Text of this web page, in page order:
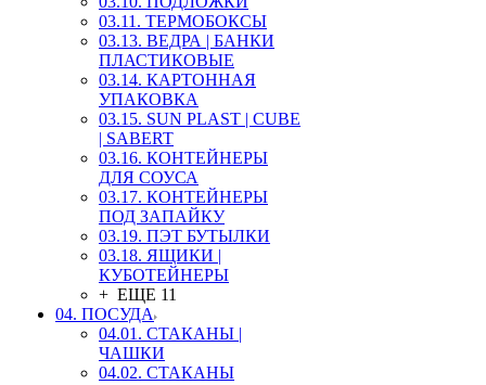
03.11. ТЕРМОБОКСЫ
03.13. ВЕДРА | БАНКИ
ПЛАСТИКОВЫЕ
03.14. КАРТОННАЯ
УПАКОВКА
03.15. SUN PLAST | CUBE
| SABERT
03.16. КОНТЕЙНЕРЫ
ДЛЯ СОУСА
03.17. КОНТЕЙНЕРЫ
ПОД ЗАПАЙКУ
03.19. ПЭТ БУТЫЛКИ
03.18. ЯЩИКИ |
КУБОТЕЙНЕРЫ
+ ЕЩЕ 11
04. ПОСУДА
04.01. СТАКАНЫ |
ЧАШКИ
04.02. СТАКАНЫ